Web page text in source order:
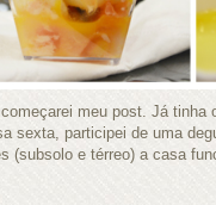
meu post. Já tinha
sexta, participei de uma
(subsolo e térreo) a casa